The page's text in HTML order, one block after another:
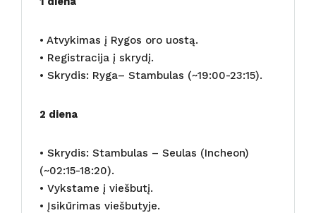
• Atvykimas į Rygos oro uostą.
• Registracija į skrydį.
• Skrydis: Ryga– Stambulas (~19:00-23:15).
2 diena
• Skrydis: Stambulas – Seulas (Incheon)
(~02:15-18:20).
• Vykstame į viešbutį.
• Įsikūrimas viešbutyje.